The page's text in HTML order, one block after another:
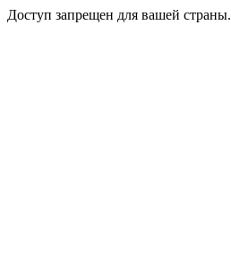
Доступ запрещен для вашей страны.